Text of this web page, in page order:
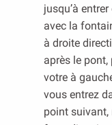
jusqu’à
avec la
à droite
après le
votre à
vous entrez
point suivant,